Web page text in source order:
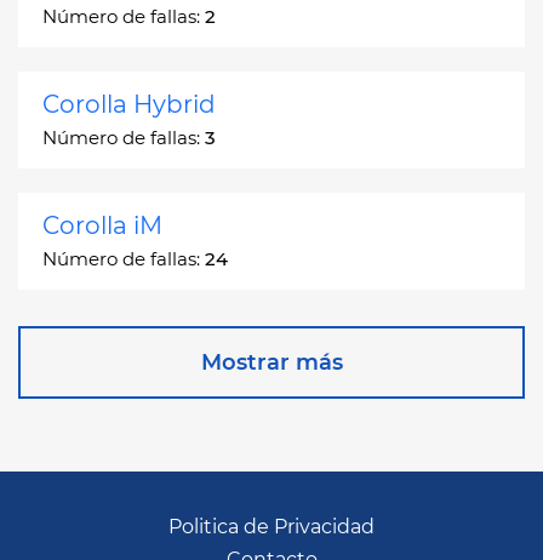
Número de fallas: 2
Corolla Hybrid
Número de fallas: 3
Corolla iM
Número de fallas: 24
Corona Station Wagon
Mostrar más
Politica de Privacidad